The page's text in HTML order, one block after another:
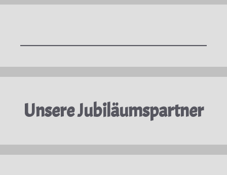
Unsere Jubiläumspartner